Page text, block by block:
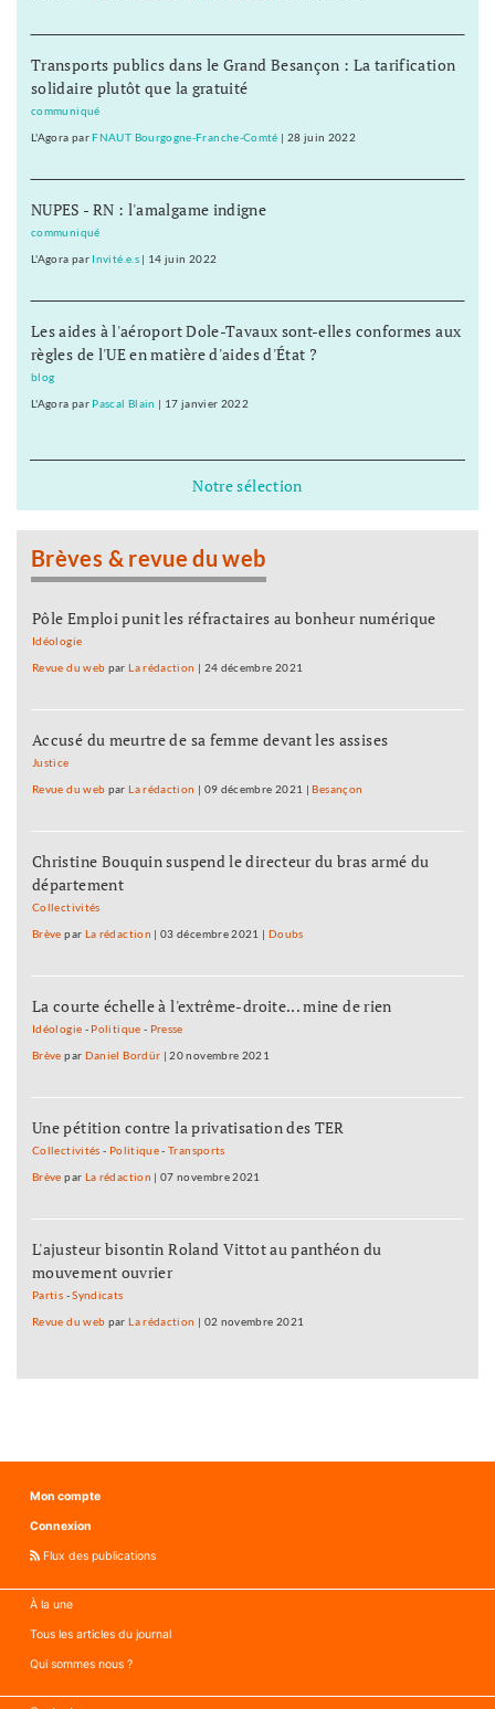
Transports publics dans le Grand Besançon : La tarification
solidaire plutôt que la gratuité
communiqué
L'Agora parFNAUT Bourgogne-Franche-Comté | 28 juin 2022
NUPES - RN : l'amalgame indigne
communiqué
L'Agora par Invité.e.s| 14 juin 2022
Les aides à l'aéroport Dole-Tavaux sont-elles conformes aux
règles de l'UE en matière d'aides d'État ?
blog
L'Agora par Pascal Blain | 17 janvier 2022
Notre sélection
Brèves & revue du web
Pôle Emploi punit les réfractaires au bonheur numérique
Idéologie
Revue du web parLa rédaction | 24 décembre 2021
Accusé du meurtre de sa femme devant les assises
Justice
Revue du web parLa rédaction | 09 décembre 2021 |Besançon
Christine Bouquin suspend le directeur du bras armé du
département
Collectivités
Brève par La rédaction |03 décembre 2021 | Doubs
La courte échelle à l'extrême-droite... mine de rien
Idéologie - Politique - Presse
Brève par Daniel Bordür |20 novembre 2021
Une pétition contre la privatisation des TER
Collectivités - Politique-Transports
Brève par La rédaction |07 novembre 2021
L'ajusteur bisontin Roland Vittot au panthéon du
mouvement ouvrier
Partis -Syndicats
Revue du web parLa rédaction | 02 novembre 2021
Mon compte
Connexion
Flux des publications
À la une
Tous les articles du journal
Qui sommes nous ?